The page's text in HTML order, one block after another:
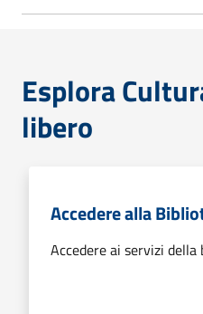
Esplora
libero
Accedere alla
Accedere ai servizi